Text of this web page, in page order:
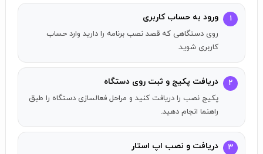
۱ ورود به حساب کاربری
روی دستگاهی که قصد نصب برنامه را دارید وارد حساب
کاربری شوید.
۲ دریافت پکیج و ثبت روی دستگاه
پکیج نصب را دریافت کنید و مراحل فعالسازی دستگاه را طبق
راهنما انجام دهید.
۳ دریافت و نصب اپ استار